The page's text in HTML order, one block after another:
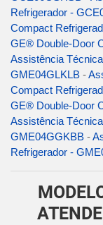
Refrigerador -
Compact
GE® Double-Door
Assistência
GME04GLKLB -
Compact
GE® Double-Door
Assistência
GME04GGKBB -
Refrigerador -